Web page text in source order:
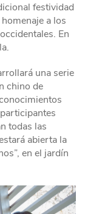
festividad
a los
En
una serie
chino de
todas las
abierta la
en el jardín